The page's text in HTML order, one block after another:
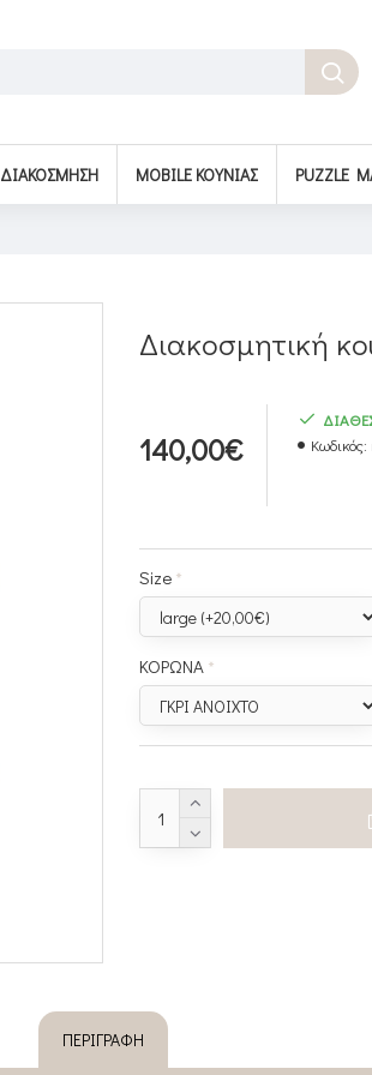
ΔΙΑΚΌΣΜΗΣΗ MOBILE ΚΟΎΝΙΑΣ PUZZLE
Διακοσμητική
140,00€
Κωδικός:
Size
ΚΟΡΩΝΑ
ΠΕΡΙΓΡΑΦΉ